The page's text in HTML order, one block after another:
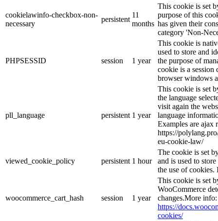
cookielawinfo-checkbox-non-
necessary
persistent
11
months
This cookie is set
purpose of this
has given their
category 'Non-
PHPSESSID session 1 year
This cookie is
used to store and
the purpose of
cookie is a session
browser windows
pll_language persistent 1 year
This cookie is set
the language
visit again the
language
Examples are ajax
https://
eu-cookie-law/
viewed_cookie_policy persistent 1 hour
The cookie is set
and is used to
the use of cookies.
woocommerce_cart_hash session 1 year
This cookie is set
WooCommerce
changes.More info:
https://
cookies/